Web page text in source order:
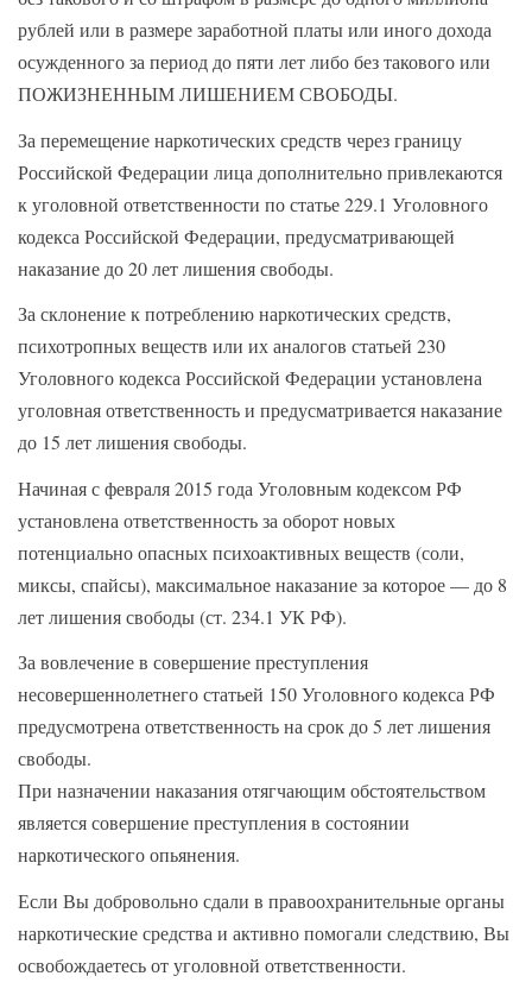
рублей или в размере заработной платы или иного дохода
осужденного за период до пяти лет либо без такового или
ПОЖИЗНЕННЫМ ЛИШЕНИЕМ СВОБОДЫ.
За перемещение наркотических средств через границу
Российской Федерации лица дополнительно привлекаются
к уголовной ответственности по статье 229.1 Уголовного
кодекса Российской Федерации, предусматривающей
наказание до 20 лет лишения свободы.
За склонение к потреблению наркотических средств,
психотропных веществ или их аналогов статьей 230
Уголовного кодекса Российской Федерации установлена
уголовная ответственность и предусматривается наказание
до 15 лет лишения свободы.
Начиная с февраля 2015 года Уголовным кодексом РФ
установлена ответственность за оборот новых
потенциально опасных психоактивных веществ (соли,
миксы, спайсы), максимальное наказание за которое — до 8
лет лишения свободы (ст. 234.1 УК РФ).
За вовлечение в совершение преступления
несовершеннолетнего статьей 150 Уголовного кодекса РФ
предусмотрена ответственность на срок до 5 лет лишения
свободы.
При назначении наказания отягчающим обстоятельством
является совершение преступления в состоянии
наркотического опьянения.
Если Вы добровольно сдали в правоохранительные органы
наркотические средства и активно помогали следствию, Вы
освобождаетесь от уголовной ответственности.